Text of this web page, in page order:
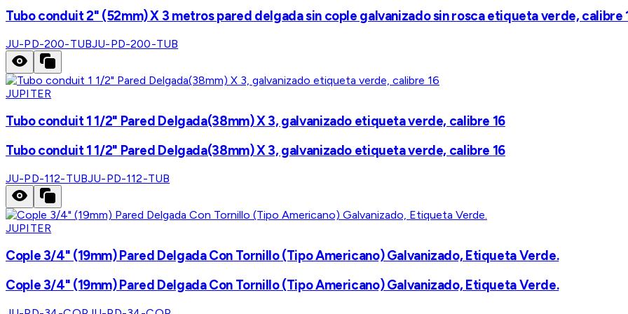
Tubo conduit 2" (52mm) X 3 metros pared delgada sin cople galvanizado sin rosca etiqueta verde, calibre
JU-PD-200-TUBJU-PD-200-TUB
JUPITER
Tubo conduit 1 1/2" Pared Delgada(38mm) X 3, galvanizado etiqueta verde, calibre 16
Tubo conduit 1 1/2" Pared Delgada(38mm) X 3, galvanizado etiqueta verde, calibre 16
JU-PD-112-TUBJU-PD-112-TUB
JUPITER
Cople 3/4" (19mm) Pared Delgada Con Tornillo (Tipo Americano) Galvanizado, Etiqueta Verde.
Cople 3/4" (19mm) Pared Delgada Con Tornillo (Tipo Americano) Galvanizado, Etiqueta Verde.